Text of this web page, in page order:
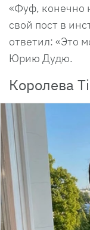
«Фуф, конечно
свой пост в
ответил: «Это
Юрию Дудю.
Королева